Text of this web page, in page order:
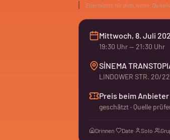
Eher nichts für dich, wenn: Du
Mittwoch, 8. Juli
19:30 Uhr— 21:30 Uhr
SİNEMA
LINDOWER STR. 20/
Preis beim
geschätzt · Quelle
Drinnen· Date· Solo·